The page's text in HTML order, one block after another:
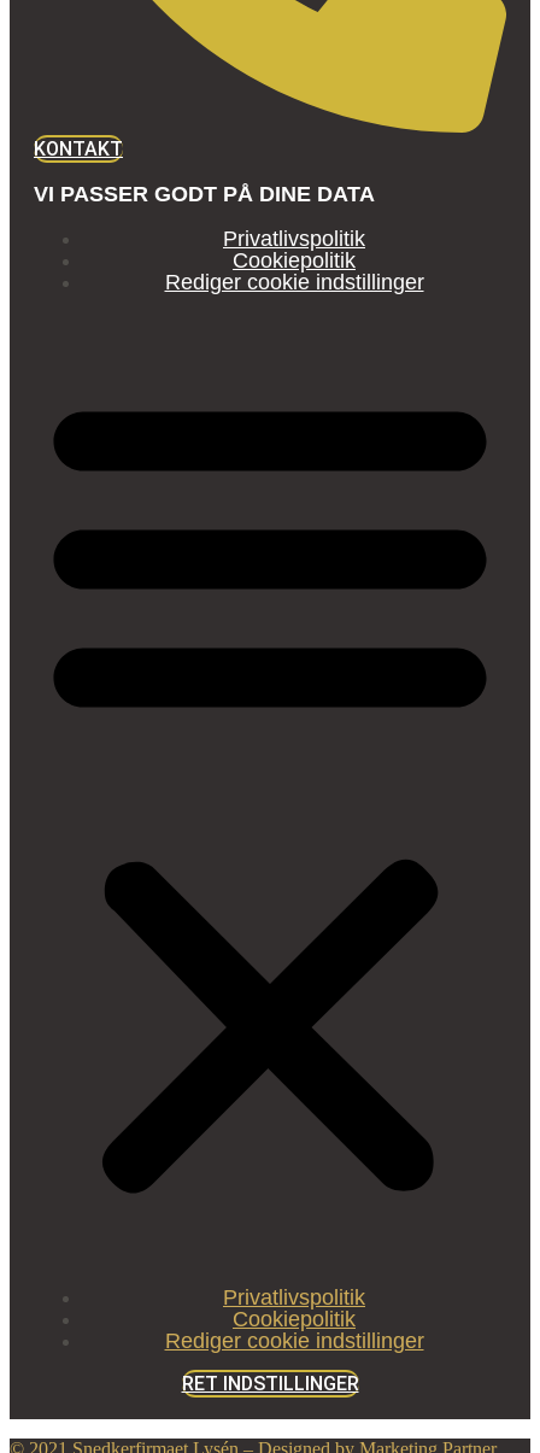
KONTAKT
VI PASSER GODT PÅ DINE DATA
Privatlivspolitik
Cookiepolitik
Rediger cookie indstillinger
Privatlivspolitik
Cookiepolitik
Rediger cookie indstillinger
RET INDSTILLINGER
© 2021 Snedkerfirmaet Lysén – Designed by Marketing Partner